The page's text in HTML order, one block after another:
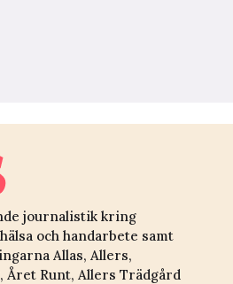
journalistik kring
och handarbete samt
Allas, Allers,
Året Runt, Allers Trädgård